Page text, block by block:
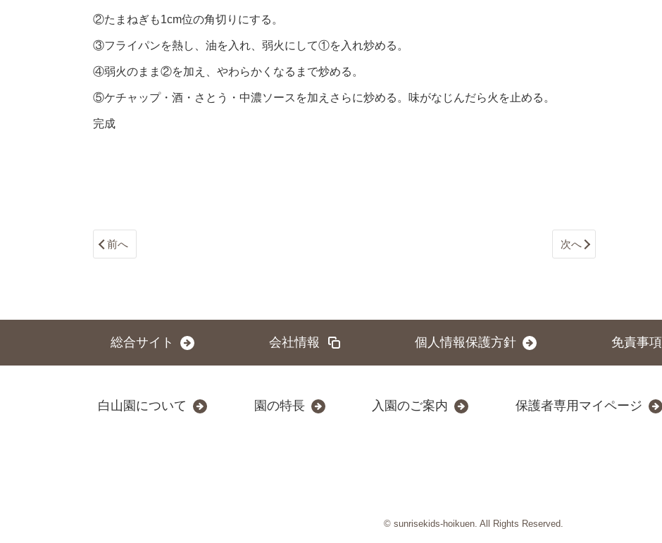
②たまねぎも1cm位の角切りにする。
③フライパンを熱し、油を入れ、弱火にして①を入れ炒める。
④弱火のまま②を加え、やわらかくなるまで炒める。
⑤ケチャップ・酒・さとう・中濃ソースを加えさらに炒める。味がなじんだら火を止める。
完成
前へ 次へ
総合サイト 会社情報 個人情報保護方針 免責事項
白山園について 園の特長 入園のご案内 保護者専用マイページ
© sunrisekids-hoikuen. All Rights Reserved.